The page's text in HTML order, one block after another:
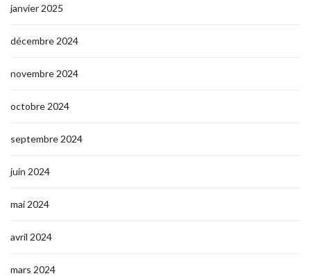
janvier 2025
décembre 2024
novembre 2024
octobre 2024
septembre 2024
juin 2024
mai 2024
avril 2024
mars 2024